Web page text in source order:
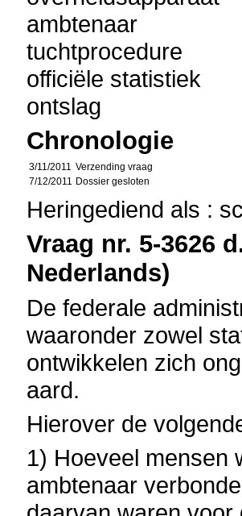
ambtenaar
tuchtprocedure
officiële statistiek
ontslag
Chronologie
3/11/2011 Verzending vraag
7/12/2011 Dossier gesloten
Heringediend als :
Vraag nr. 5-3626
Nederlands)
De federale
waaronder zowel
ontwikkelen zich
aard.
Hierover de
1) Hoeveel mensen
ambtenaar